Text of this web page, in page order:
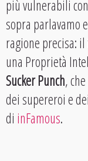
più vulnerabili
sopra parlavamo
ragione precisa:
una Proprietà
Sucker Punch,
dei supereroi e
di inFamous.